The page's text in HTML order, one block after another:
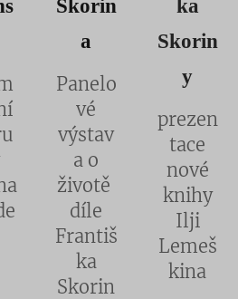
Skorin
a
Panelo
vé
výstav
a o
životě
díle
Františ
ka
Skorin
ka
Skorin
y
prezen
tace
nové
knihy
Ilji
Lemeš
kina